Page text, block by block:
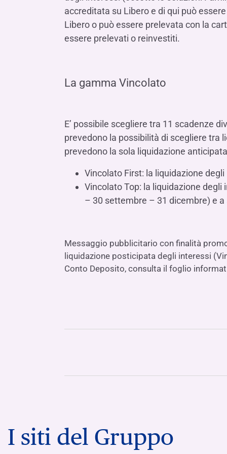
accreditata su Libero e di qui può
Libero o può essere prelevata con la
essere prelevati o reinvestiti.
La gamma Vincolato
E’ possibile scegliere tra 11 scadenze
prevedono la possibilità di scegliere tra
prevedono la sola liquidazione
Vincolato First: la liquidazione
Vincolato Top: la liquidazione
– 30 settembre – 31 dicembre) e
Messaggio pubblicitario con finalità
liquidazione posticipata degli interessi
Conto Deposito, consulta il foglio
I siti del Gruppo